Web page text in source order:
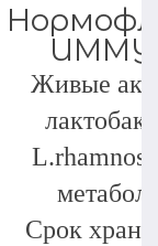
Живые
Срок